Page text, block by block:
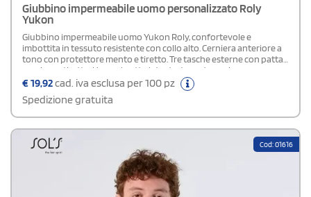
Giubbino impermeabile uomo personalizzato Roly
Yukon
Giubbino impermeabile uomo Yukon Roly, confortevole e
imbottita in tessuto resistente con collo alto. Cerniera anteriore a
tono con protettore mento e tiretto. Tre tasche esterne con patta,
cerniera e tiretto. Una nel petto lato destro e due nei
laterali. Rivestimento interno in micropile a tono e polsini a costine
1x1.Elegante e discreto. Questo è YUKON; una giacca comoda
imbottita in tessuto molto resistente con collo alto, mentoniera e
fodera interna in tessuto micropile in tono. Pensato
€19,92cad. iva esclusa per 100 pz
Spedizione gratuita
Cod: 01616